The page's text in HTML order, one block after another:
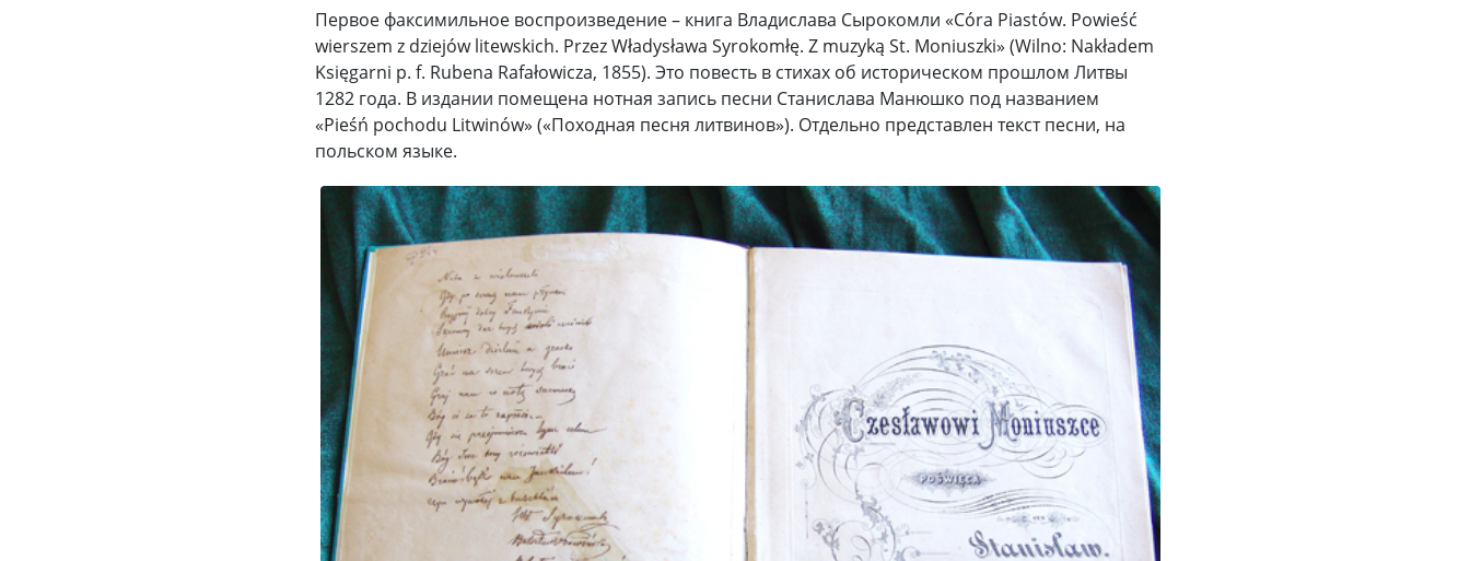
Первое факсимильное воспроизведение – книга Владислава Сырокомли «Córa Piastów. Powieść
wierszem z dziejów litewskich. Рrzez Władysława Syrokomłę. Z muzyką St. Moniuszki» (Wilno: Nakładem
Księgarni p. f. Rubena Rafałowicza, 1855). Это повесть в стихах об историческом прошлом Литвы
1282 года. В издании помещена нотная запись песни Станислава Манюшко под названием
«Pieśń pochodu Litwinów» («Походная песня литвинов»). Отдельно представлен текст песни, на
польском языке.